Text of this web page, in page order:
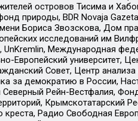
островов Тисима и
природы, BDR Novaja
Бориса Звозскова, Дом
исследований им
UnKremlin, Международная
Европейский университет,
Совет, Центр
за демократию в России,
Рейн-Вестфалия,
Крымскотатарский
креста, Радио Свободная